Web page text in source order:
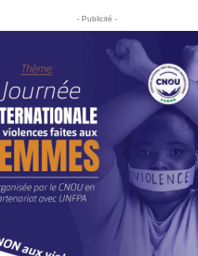
- Publicité -